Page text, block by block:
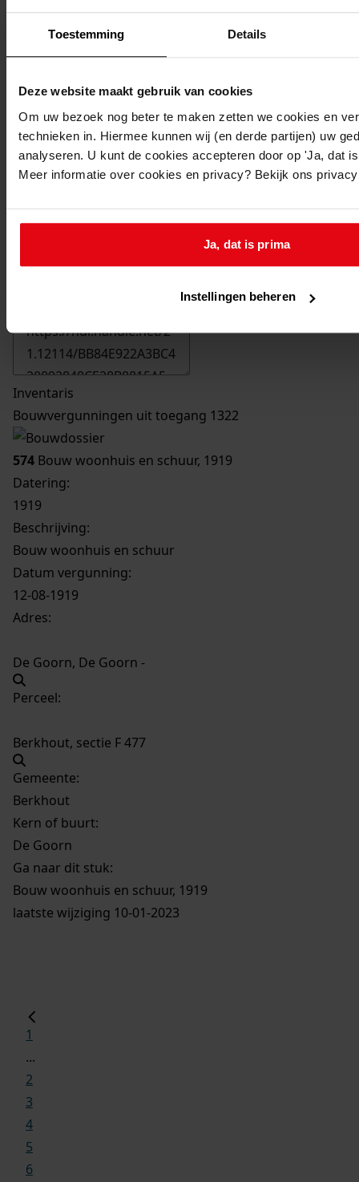
Toestemming Details
Deze website maakt gebruik van cookies
Om uw bezoek nog beter te maken zetten we cookies en
technieken in. Hiermee kunnen wij (en derde partijen) uw
analyseren. U kunt de cookies accepteren door op 'Ja, dat
Meer informatie over cookies en privacy? Bekijk ons
Ja, dat is prima
Instellingen beheren
Inventaris
Bouwvergunningen uit toegang 1322
574 Bouw woonhuis en schuur, 1919
Datering:
1919
Beschrijving:
Bouw woonhuis en schuur
Datum vergunning:
12-08-1919
Adres:
De Goorn, De Goorn -
Perceel:
Berkhout, sectie F 477
Gemeente:
Berkhout
Kern of buurt:
De Goorn
Ga naar dit stuk:
Bouw woonhuis en schuur, 1919
laatste wijziging 10-01-2023
1
...
2
3
4
5
6